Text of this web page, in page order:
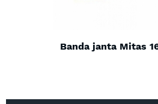
Banda janta Mitas